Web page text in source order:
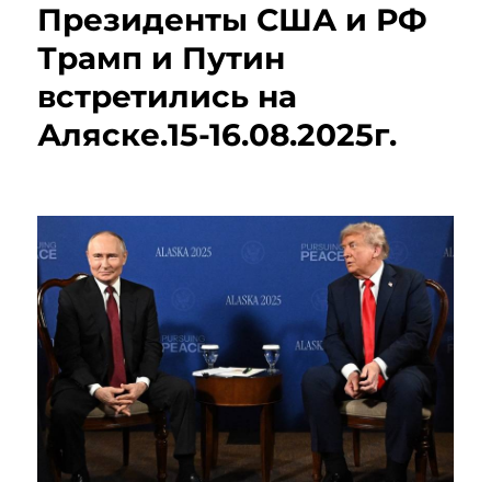
Президенты США и РФ
Трамп и Путин
встретились на
Аляске.15-16.08.2025г.